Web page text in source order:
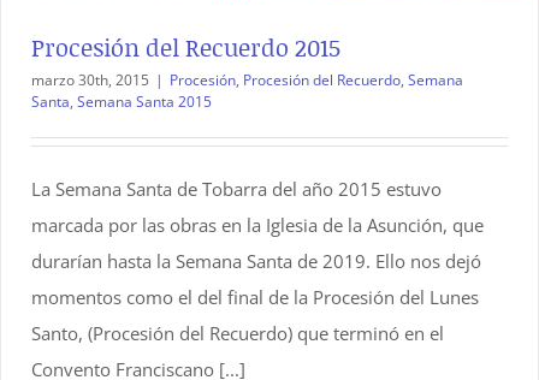
Procesión del Recuerdo 2015
marzo 30th, 2015 | Procesión, Procesión del Recuerdo, Semana
Santa, Semana Santa 2015
La Semana Santa de Tobarra del año 2015 estuvo
marcada por las obras en la Iglesia de la Asunción, que
durarían hasta la Semana Santa de 2019. Ello nos dejó
momentos como el del final de la Procesión del Lunes
Santo, (Procesión del Recuerdo) que terminó en el
Convento Franciscano [...]